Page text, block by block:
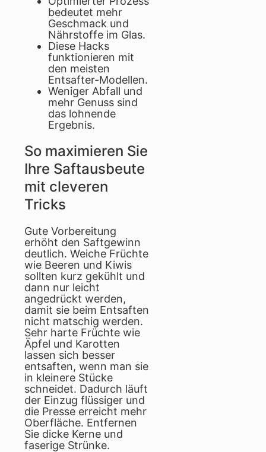
bedeutet mehr
Geschmack und
Nährstoffe im Glas.
Diese Hacks
funktionieren mit
den meisten
Entsafter-Modellen.
Weniger Abfall und
mehr Genuss sind
das lohnende
Ergebnis.
So maximieren Sie
Ihre Saftausbeute
mit cleveren
Tricks
Gute Vorbereitung
erhöht den Saftgewinn
deutlich. Weiche Früchte
wie Beeren und Kiwis
sollten kurz gekühlt und
dann nur leicht
angedrückt werden,
damit sie beim Entsaften
nicht matschig werden.
Sehr harte Früchte wie
Äpfel und Karotten
lassen sich besser
entsaften, wenn man sie
in kleinere Stücke
schneidet. Dadurch läuft
der Einzug flüssiger und
die Presse erreicht mehr
Oberfläche. Entfernen
Sie dicke Kerne und
faserige Strünke.